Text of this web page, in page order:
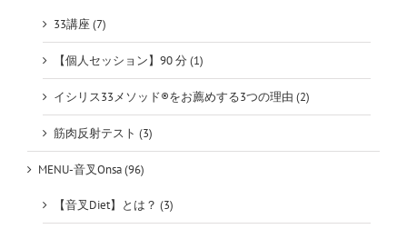
33講座 (7)
【個人セッション】90 分 (1)
イシリス33メソッド®をお薦めする3つの理由 (2)
筋肉反射テスト (3)
MENU-音叉Onsa (96)
【音叉Diet】とは？ (3)